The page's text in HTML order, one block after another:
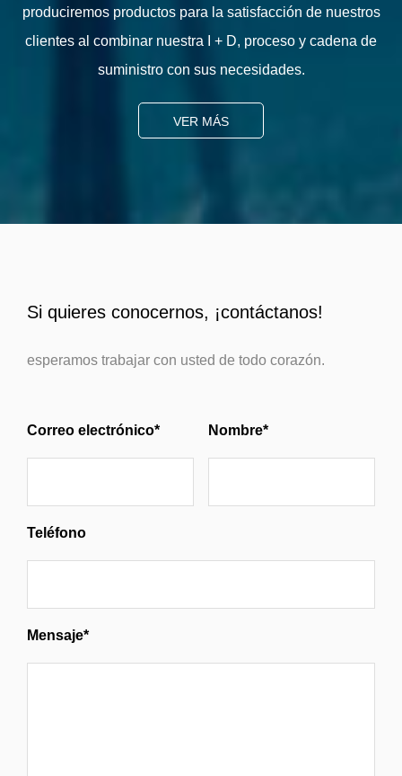
produciremos productos para la satisfacción de nuestros
clientes al combinar nuestra I + D, proceso y cadena de
suministro con sus necesidades.
VER MÁS
Si quieres conocernos, ¡contáctanos!
esperamos trabajar con usted de todo corazón.
Correo electrónico* Nombre*
Teléfono
Mensaje*